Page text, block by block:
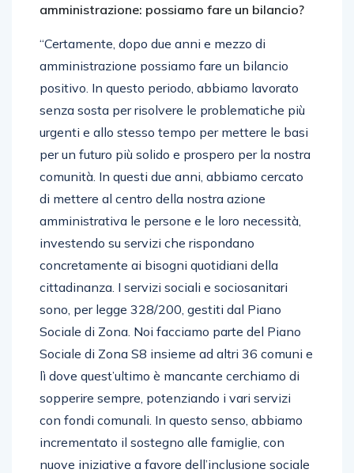
amministrazione: possiamo fare un bilancio?
“Certamente, dopo due anni e mezzo di
amministrazione possiamo fare un bilancio
positivo. In questo periodo, abbiamo lavorato
senza sosta per risolvere le problematiche più
urgenti e allo stesso tempo per mettere le basi
per un futuro più solido e prospero per la nostra
comunità. In questi due anni, abbiamo cercato
di mettere al centro della nostra azione
amministrativa le persone e le loro necessità,
investendo su servizi che rispondano
concretamente ai bisogni quotidiani della
cittadinanza. I servizi sociali e sociosanitari
sono, per legge 328/200, gestiti dal Piano
Sociale di Zona. Noi facciamo parte del Piano
Sociale di Zona S8 insieme ad altri 36 comuni e
lì dove quest’ultimo è mancante cerchiamo di
sopperire sempre, potenziando i vari servizi
con fondi comunali. In questo senso, abbiamo
incrementato il sostegno alle famiglie, con
nuove iniziative a favore dell’inclusione sociale